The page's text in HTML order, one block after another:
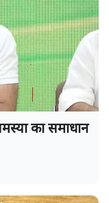
का समाधान